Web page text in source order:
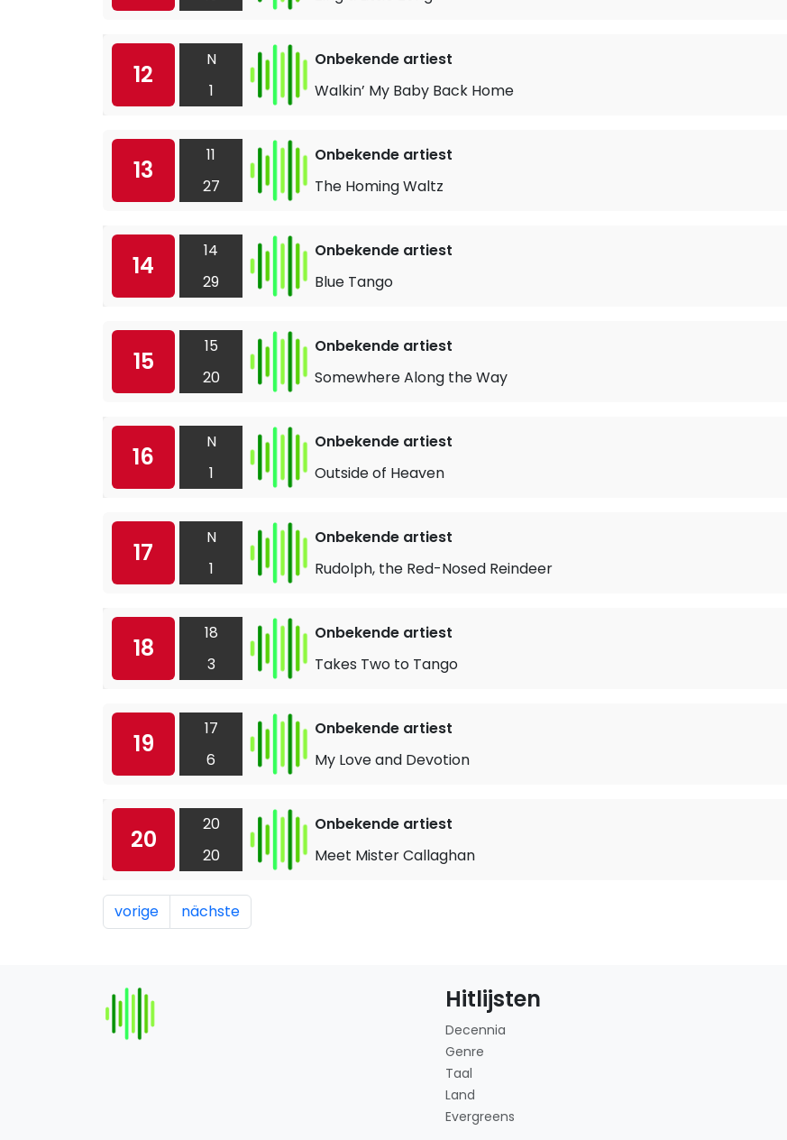
12
N
1
Onbekende artiest
Walkin’ My Baby Back Home
13
11
27
Onbekende artiest
The Homing Waltz
14
14
29
Onbekende artiest
Blue Tango
15
15
20
Onbekende artiest
Somewhere Along the Way
16
N
1
Onbekende artiest
Outside of Heaven
17
N
1
Onbekende artiest
Rudolph, the Red-Nosed Reindeer
18
18
3
Onbekende artiest
Takes Two to Tango
19
17
6
Onbekende artiest
My Love and Devotion
20
20
20
Onbekende artiest
Meet Mister Callaghan
vorige nächste
Hitlijsten
Decennia
Genre
Taal
Land
Evergreens